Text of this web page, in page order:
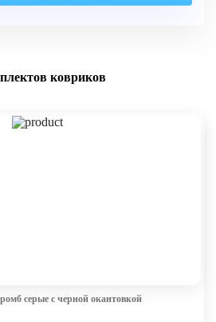
ковриков
серые с черной окантовкой